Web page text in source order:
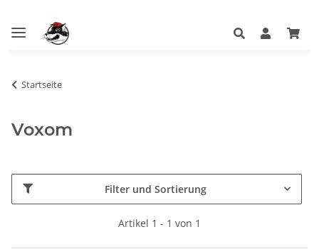
Startseite
Voxom
Filter und Sortierung
Artikel 1 - 1 von 1